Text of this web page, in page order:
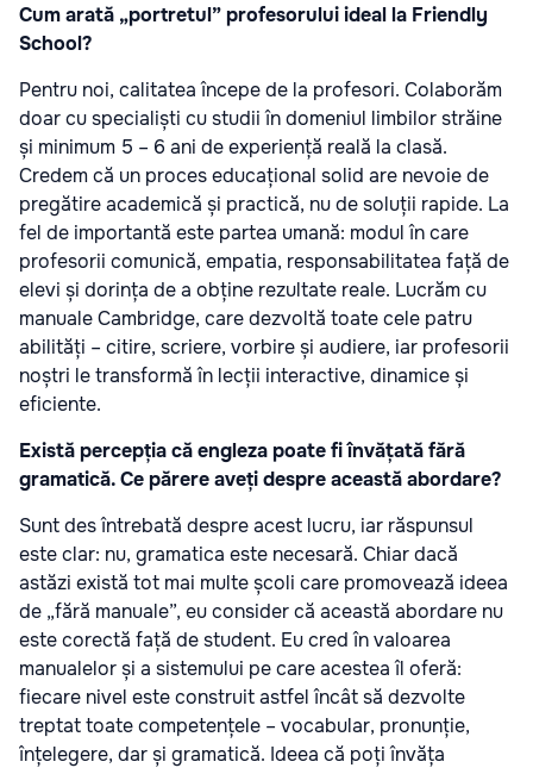
Cum arată „portretul” profesorului ideal la Friendly
School?
Pentru noi, calitatea începe de la profesori. Colaborăm
doar cu specialiști cu studii în domeniul limbilor străine
și minimum 5 – 6 ani de experiență reală la clasă.
Credem că un proces educațional solid are nevoie de
pregătire academică și practică, nu de soluții rapide. La
fel de importantă este partea umană: modul în care
profesorii comunică, empatia, responsabilitatea față de
elevi și dorința de a obține rezultate reale. Lucrăm cu
manuale Cambridge, care dezvoltă toate cele patru
abilități – citire, scriere, vorbire și audiere, iar profesorii
noștri le transformă în lecții interactive, dinamice și
eficiente.
Există percepția că engleza poate fi învățată fără
gramatică. Ce părere aveți despre această abordare?
Sunt des întrebată despre acest lucru, iar răspunsul
este clar: nu, gramatica este necesară. Chiar dacă
astăzi există tot mai multe școli care promovează ideea
de „fără manuale”, eu consider că această abordare nu
este corectă față de student. Eu cred în valoarea
manualelor și a sistemului pe care acestea îl oferă:
fiecare nivel este construit astfel încât să dezvolte
treptat toate competențele – vocabular, pronunție,
înțelegere, dar și gramatică. Ideea că poți învăța